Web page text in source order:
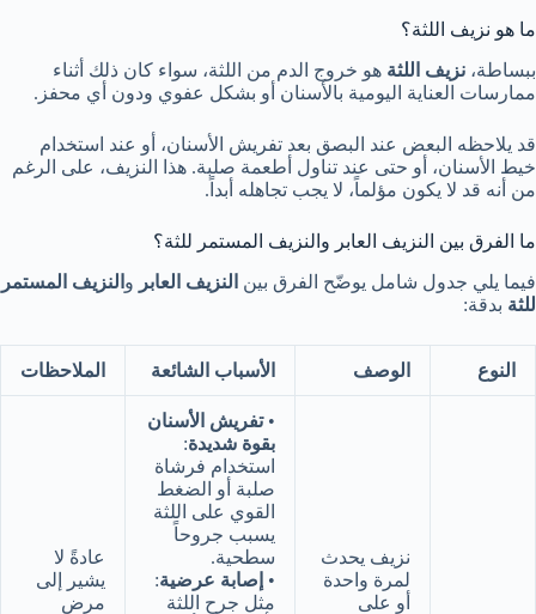
ما هو نزيف اللثة؟
ببساطة، نزيف اللثة هو خروج الدم من اللثة، سواء كان ذلك أثناء
ممارسات العناية اليومية بالأسنان أو بشكل عفوي ودون أي محفز.
قد يلاحظه البعض عند البصق بعد تفريش الأسنان، أو عند استخدام
خيط الأسنان، أو حتى عند تناول أطعمة صلبة. هذا النزيف، على الرغم
من أنه قد لا يكون مؤلماً، لا يجب تجاهله أبداً.
ما الفرق بين النزيف العابر والنزيف المستمر للثة؟
فيما يلي جدول شامل يوضّح الفرق بين النزيف العابر و النزيف المستمر
للثة بدقة:
النوع الوصف الأسباب الشائعة الملاحظات
نزيف يحدث
لمرة واحدة
أو على
•تفريش الأسنان
بقوة شديدة:
استخدام فرشاة
صلبة أو الضغط
القوي على اللثة
يسبب جروحاً
سطحية.
• إصابة عرضية:
مثل جرح اللثة
عادةً لا
يشير إلى
مرض